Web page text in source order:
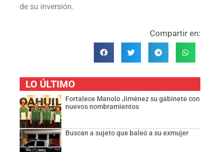
de su inversión.
Compartir en:
LO ÚLTIMO
Fortalece Manolo Jiménez su gabinete con
nuevos nombramientos
Buscan a sujeto que baleó a su exmujer